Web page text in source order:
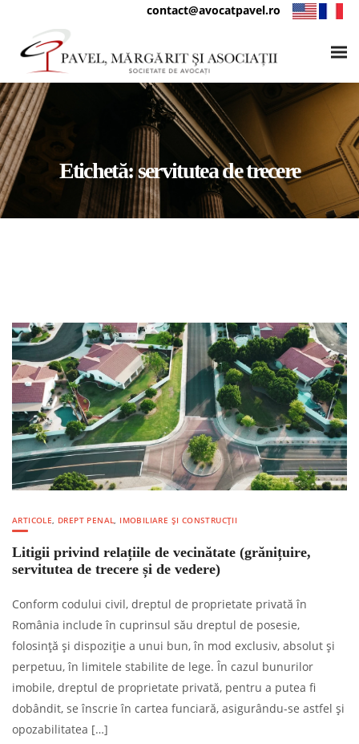
contact@avocatpavel.ro
Etichetă:servitutea de trecere
ARTICOLE, DREPT PENAL, IMOBILIARE ȘI CONSTRUCȚII
Litigii privind relațiile de vecinătate (grănițuire,
servitutea de trecere și de vedere)
Conform codului civil, dreptul de proprietate privată în
România include în cuprinsul său dreptul de posesie,
folosință și dispoziție a unui bun, în mod exclusiv, absolut și
perpetuu, în limitele stabilite de lege. În cazul bunurilor
imobile, dreptul de proprietate privată, pentru a putea fi
dobândit, se înscrie în cartea funciară, asigurându-se astfel și
opozabilitatea […]